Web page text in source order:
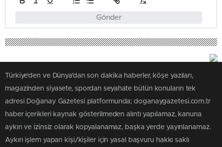
Gönder
Türkiye'den ve Dünya’dan son dakika haberler, köşe yazıları,
magazinden siyasete, spordan seyahate bütün konuların tek
adresi Doğanay Gazetesi platformunda; doganaygazetesi.com.tr
haber içerikleri kaynak gösterilmeden alıntı yapılamaz, kanuna
aykırı ve izinsiz olarak kopyalanamaz, başka yerde yayınlanamaz.
Aykırı işlem yapan kişi/kişiler için yasal başvuru hakkı saklı